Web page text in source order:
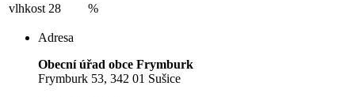
vlhkost 28 %
Adresa
Obecní úřad obce Frymburk
Frymburk 53, 342 01 Sušice